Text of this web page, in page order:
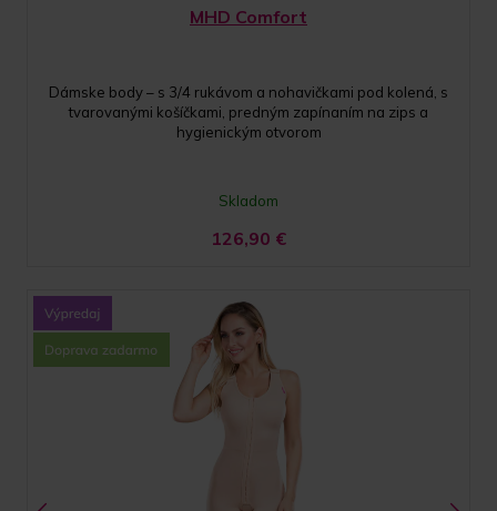
MHD Comfort
Dámske body – s 3/4 rukávom a nohavičkami pod kolená, s
tvarovanými košíčkami, predným zapínaním na zips a
hygienickým otvorom
Skladom
126,90 €